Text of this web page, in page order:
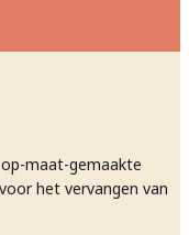
van uw
maat-gemaakte
het vervangen van